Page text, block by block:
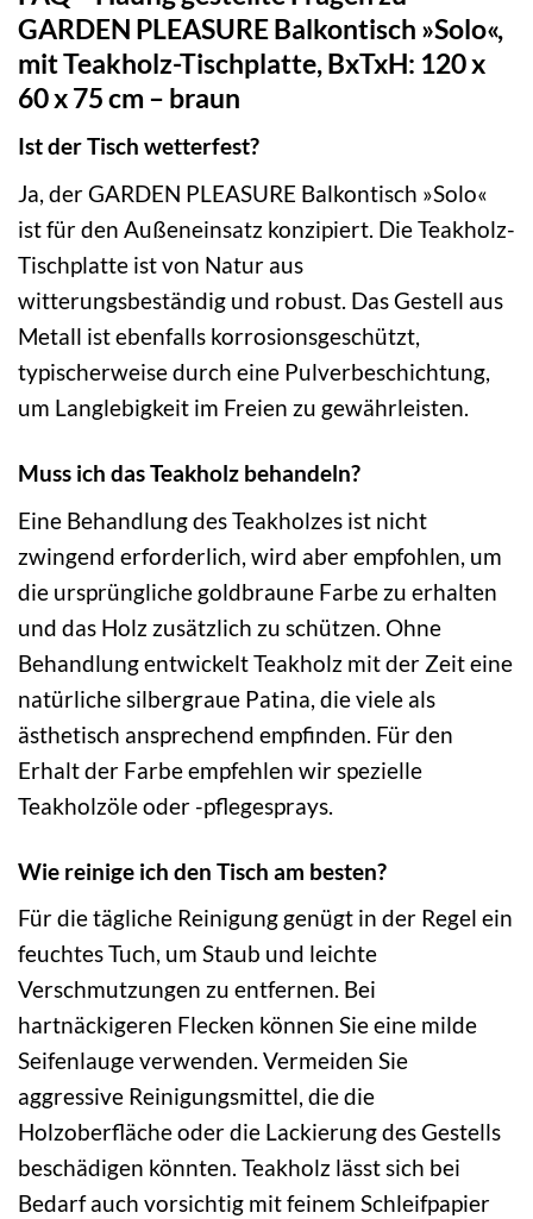
GARDEN PLEASURE Balkontisch »Solo«,
mit Teakholz-Tischplatte, BxTxH: 120 x
60 x 75 cm – braun
Ist der Tisch wetterfest?
Ja, der GARDEN PLEASURE Balkontisch »Solo«
ist für den Außeneinsatz konzipiert. Die Teakholz-
Tischplatte ist von Natur aus
witterungsbeständig und robust. Das Gestell aus
Metall ist ebenfalls korrosionsgeschützt,
typischerweise durch eine Pulverbeschichtung,
um Langlebigkeit im Freien zu gewährleisten.
Muss ich das Teakholz behandeln?
Eine Behandlung des Teakholzes ist nicht
zwingend erforderlich, wird aber empfohlen, um
die ursprüngliche goldbraune Farbe zu erhalten
und das Holz zusätzlich zu schützen. Ohne
Behandlung entwickelt Teakholz mit der Zeit eine
natürliche silbergraue Patina, die viele als
ästhetisch ansprechend empfinden. Für den
Erhalt der Farbe empfehlen wir spezielle
Teakholzöle oder -pflegesprays.
Wie reinige ich den Tisch am besten?
Für die tägliche Reinigung genügt in der Regel ein
feuchtes Tuch, um Staub und leichte
Verschmutzungen zu entfernen. Bei
hartnäckigeren Flecken können Sie eine milde
Seifenlauge verwenden. Vermeiden Sie
aggressive Reinigungsmittel, die die
Holzoberfläche oder die Lackierung des Gestells
beschädigen könnten. Teakholz lässt sich bei
Bedarf auch vorsichtig mit feinem Schleifpapier